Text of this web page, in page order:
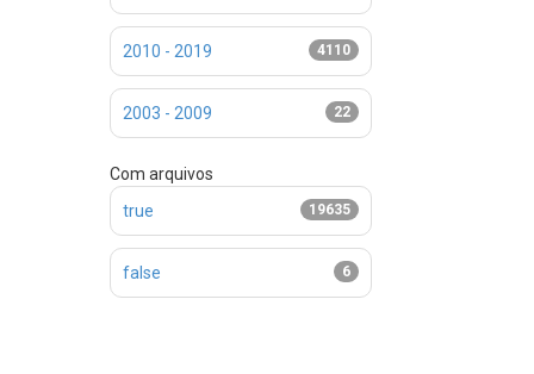
4110
2010 - 2019
22
2003 - 2009
Com arquivos
19635
true
6
false